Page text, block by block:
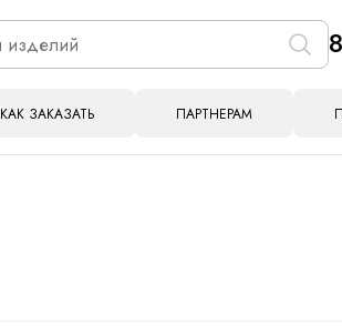
КАК ЗАКАЗАТЬ ПАРТНЕРАМ